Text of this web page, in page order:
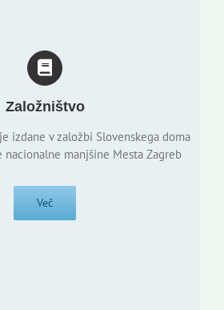
Založništvo
izdane v založbi Slovenskega doma
nacionalne manjšine Mesta Zagreb
Več